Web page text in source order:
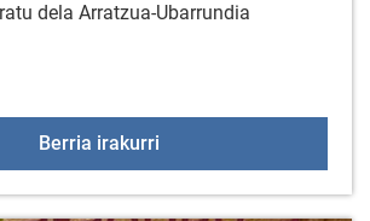
dela Arratzua-Ubarrundia
Berria irakurri